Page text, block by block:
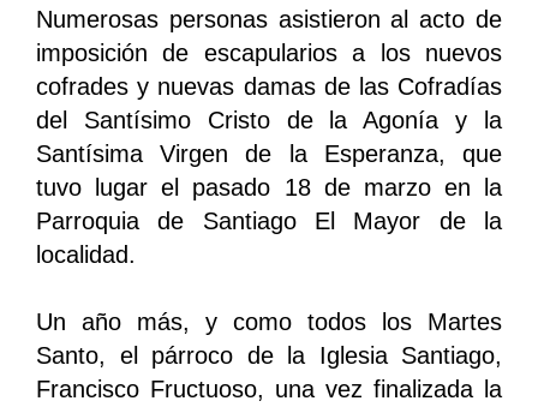
Numerosas personas asistieron al acto de
imposición de escapularios a los nuevos
cofrades y nuevas damas de las Cofradías
del Santísimo Cristo de la Agonía y la
Santísima Virgen de la Esperanza, que
tuvo lugar el pasado 18 de marzo en la
Parroquia de Santiago El Mayor de la
localidad.
Un año más, y como todos los Martes
Santo, el párroco de la Iglesia Santiago,
Francisco Fructuoso, una vez finalizada la